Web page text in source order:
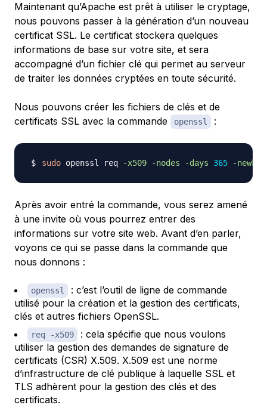
Maintenant qu’Apache est prêt à utiliser le cryptage,
nous pouvons passer à la génération d’un nouveau
certificat SSL. Le certificat stockera quelques
informations de base sur votre site, et sera
accompagné d’un fichier clé qui permet au serveur
de traiter les données cryptées en toute sécurité.
Nous pouvons créer les fichiers de clés et de
certificats SSL avec la commande
openssl :
sudo openssl req -x509 -nodes -days 365 -newkey
Après avoir entré la commande, vous serez amené
à une invite où vous pourrez entrer des
informations sur votre site web. Avant d’en parler,
voyons ce qui se passe dans la commande que
nous donnons :
openssl
: c’est l’outil de ligne de commande
utilisé pour la création et la gestion des certificats,
clés et autres fichiers OpenSSL.
req -x509
: cela spécifie que nous voulons
utiliser la gestion des demandes de signature de
certificats (CSR) X.509. X.509 est une norme
d’infrastructure de clé publique à laquelle SSL et
TLS adhèrent pour la gestion des clés et des
certificats.